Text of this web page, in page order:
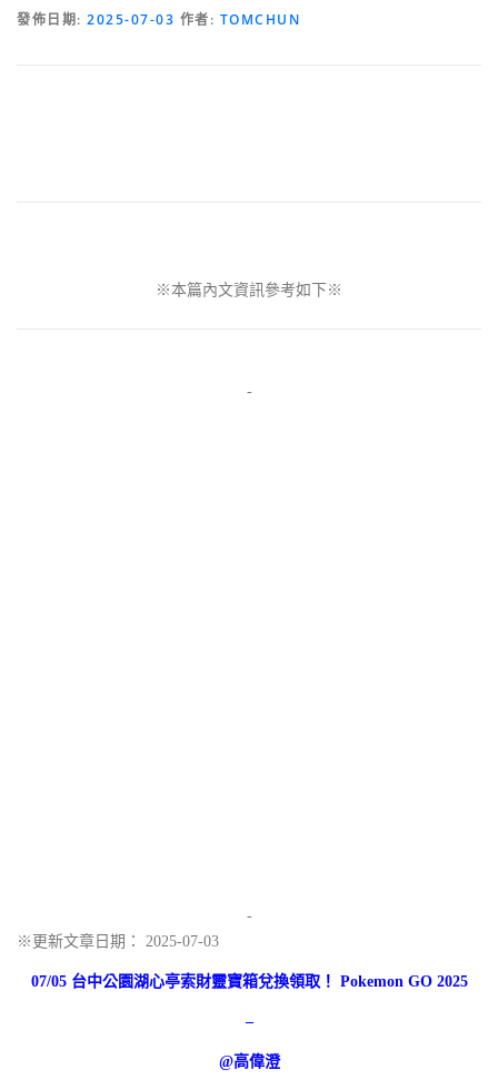
發佈日期: 2025-07-03 作者: TOMCHUN
※本篇內文資訊參考如下※
-
-
※更新文章日期： 2025-07-03
07/05 台中公園湖心亭索財靈寶箱兌換領取！ Pokemon GO 2025
–
@高偉澄